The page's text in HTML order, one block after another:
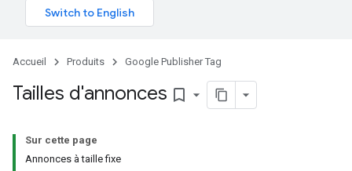
Accueil Produits Google Publisher Tag
Tailles d'annonces bookmark_border
Sur cette page
Annonces à taille fixe